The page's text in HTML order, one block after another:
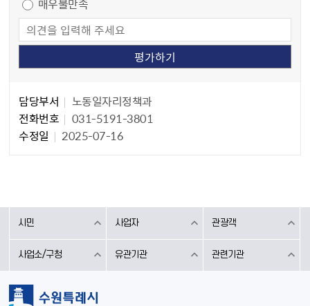
매우불만족
담당부서
노동일자리정책과
전화번호
031-5191-3801
수정일
2025-07-16
시민 사업자 관광객
사업소/구청 유관기관 관련기관